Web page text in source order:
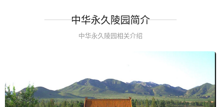
中华永久陵园简介
中华永久陵园相关介绍